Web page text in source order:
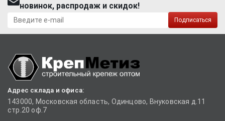
новинок, распродаж и скидок!
Подписаться
Адрес склада и офиса:
143000, Московская область, Одинцово, Внуковская д.11
стр.20 оф.7